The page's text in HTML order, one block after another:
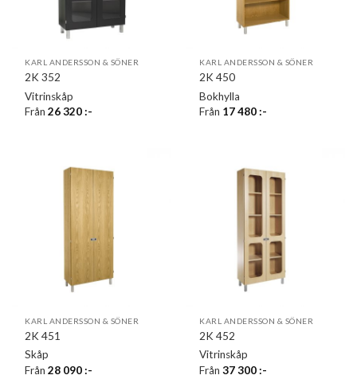
KARL ANDERSSON & SÖNER
2K 352
Vitrinskåp
Från26 320:-
KARL ANDERSSON & SÖNER
2K 450
Bokhylla
Från 17 480:-
KARL ANDERSSON & SÖNER
2K 451
Skåp
Från28 090:-
KARL ANDERSSON & SÖNER
2K 452
Vitrinskåp
Från37 300:-